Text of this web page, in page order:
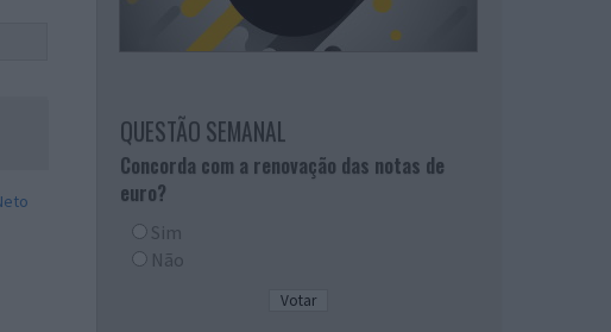
QUESTÃO SEMANAL
Concorda com a renovação das notas de
euro?
Sim
Não